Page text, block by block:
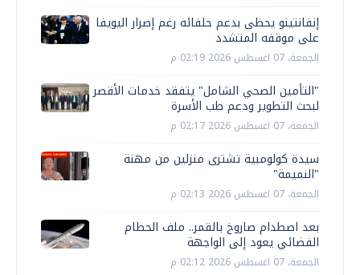
إنفانتينو يحظى بدعم حلفائه رغم إصرار اليويفا
على موقفه المتشدد
الجمعة، 07 اغسطس 2026 02:19 م
"التأمين الصحي الشامل" يتفقد خدمات الأقصر
لبحث التطوير ودعم طب الأسرة
الجمعة، 07 اغسطس 2026 02:17 م
سيدة كولومبية تشترى منزلين من مهنة
"النميمة"
الجمعة، 07 اغسطس 2026 02:13 م
بعد اصطدام صاروخ بالقمر.. ملف الحطام
الفضائي يعود إلى الواجهة
الجمعة، 07 اغسطس 2026 02:12 م